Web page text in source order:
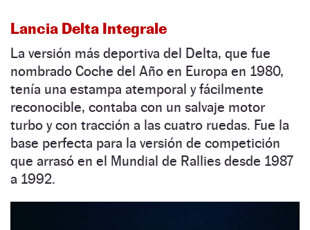
Lancia Delta Integrale
La versión más deportiva del Delta, que fue
nombrado Coche del Año en Europa en 1980,
tenía una estampa atemporal y fácilmente
reconocible, contaba con un salvaje motor
turbo y con tracción a las cuatro ruedas. Fue la
base perfecta para la versión de competición
que arrasó en el Mundial de Rallies desde 1987
a 1992.